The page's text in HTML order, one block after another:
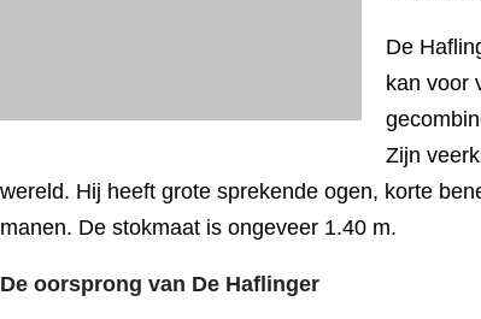
De
kan voor
Zijn
wereld. Hij heeft grote sprekende ogen, korte
manen. De stokmaat is ongeveer 1.40 m.
De oorsprong van De Haflinger